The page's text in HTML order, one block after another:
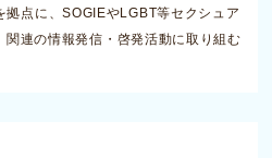
点に、SOGIEやLGBT等セクシュア
連の情報発信・啓発活動に取り組む